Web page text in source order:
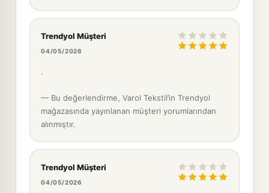
Trendyol Müşteri
04/05/2026
.
— Bu değerlendirme, Varol Tekstil’in Trendyol
mağazasında yayınlanan müşteri yorumlarından
alınmıştır.
Trendyol Müşteri
04/05/2026